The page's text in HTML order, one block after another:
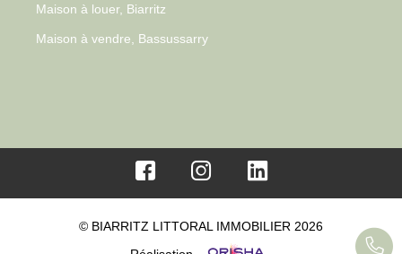
Maison à louer, Biarritz
Maison à vendre, Bassussarry
© BIARRITZ LITTORAL IMMOBILIER 2026